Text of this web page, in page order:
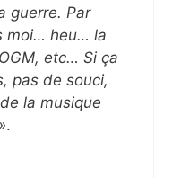
guerre. Par
moi… heu… la
etc… Si ça
pas de souci,
la musique
.